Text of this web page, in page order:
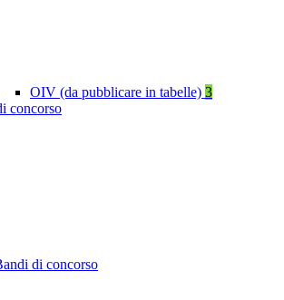
OIV (da pubblicare in tabelle) 3
concorso
di concorso